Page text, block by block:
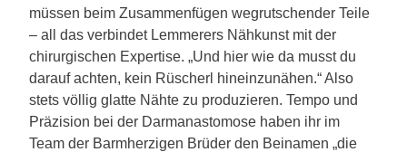
müssen beim Zusammenfügen wegrutschender Teile
– all das verbindet Lemmerers Nähkunst mit der
chirurgischen Expertise. „Und hier wie da musst du
darauf achten, kein Rüscherl hineinzunähen.“ Also
stets völlig glatte Nähte zu produzieren. Tempo und
Präzision bei der Darmanastomose haben ihr im
Team der Barmherzigen Brüder den Beinamen „die